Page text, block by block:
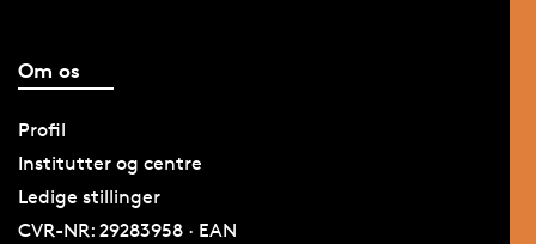
Om os
Profil
Institutter og centre
Ledige stillinger
CVR-NR: 29283958 · EAN